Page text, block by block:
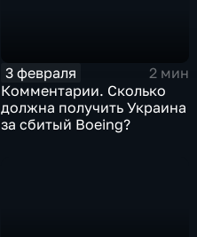
3 февраля
2 мин
Комментарии. Сколько
должна получить Украина
за сбитый Boeing?